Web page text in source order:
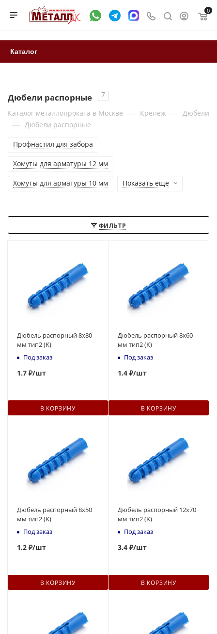
0
Каталог
Дюбели распорные
7
Каталог металлопроката в Москве — Крепеж — Дюбели
— Дюбели распорные
Профнастил для забора
Хомуты для арматуры 12 мм
Хомуты для арматуры 10 мм Показать еще
ФИЛЬТР
Дюбель распорный 8x80
мм тип2 (K)
Под заказ
1.7 ₽/шт
В КОРЗИНУ
Дюбель распорный 8x60
мм тип2 (K)
Под заказ
1.4 ₽/шт
В КОРЗИНУ
Дюбель распорный 8x50
мм тип2 (K)
Под заказ
1.2 ₽/шт
В КОРЗИНУ
Дюбель распорный 12x70
мм тип2 (K)
Под заказ
3.4 ₽/шт
В КОРЗИНУ